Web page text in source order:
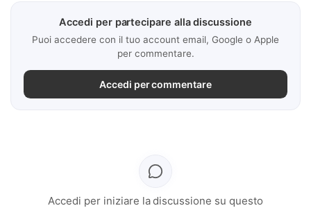
Accedi per partecipare alla discussione
Puoi accedere con il tuo account email, Google o Apple
per commentare.
Accedi per commentare
Accedi per iniziare la discussione su questo